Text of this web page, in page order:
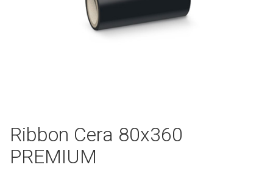
Ribbon Cera 80x360
PREMIUM